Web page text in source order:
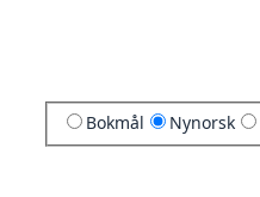
Bokmål Nynorsk